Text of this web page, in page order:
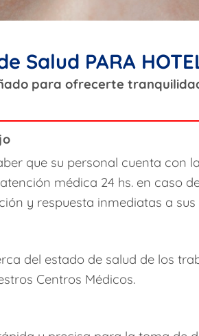
Salud PARA
para ofrecerte
que su personal cuenta con
médica 24 hs. en caso
y respuesta inmediatas a
del estado de salud de los
Centros Médicos.